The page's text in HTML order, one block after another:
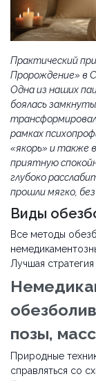
Практический
Пророждение» в
Одна из наших
боялась
рамках
«якорь» и также
приятную
глубоко
прошли мягко,
Виды
Все методы
Лучшая
позы,
Природные
справляться со